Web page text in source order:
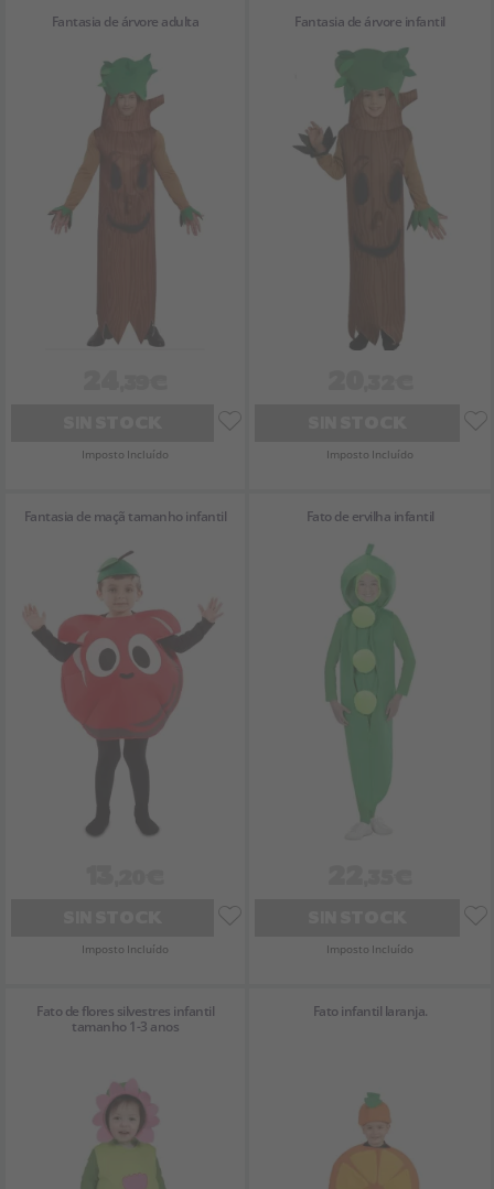
Fantasia de árvore adulta
Imposto Incluído
Fantasia de árvore infantil
Imposto Incluído
Fantasia de maçã tamanho infantil
Imposto Incluído
Fato de ervilha infantil
Imposto Incluído
Fato de flores silvestres infantil
tamanho 1-3 anos
Fato infantil laranja.